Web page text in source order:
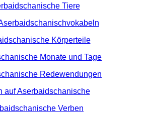
Tiere
Körperteile
Monate und Tage
Redewendungen
auf Aserbaidschanische
Verben